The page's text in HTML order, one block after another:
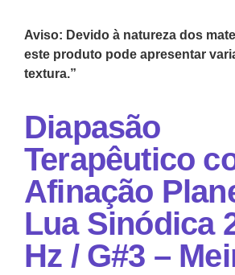
Aviso: Devido à natureza dos
este produto pode apresentar
textura.”
Diapasão
Terapêutico
Afinação
Lua Sinódica
Hz / G#3 –